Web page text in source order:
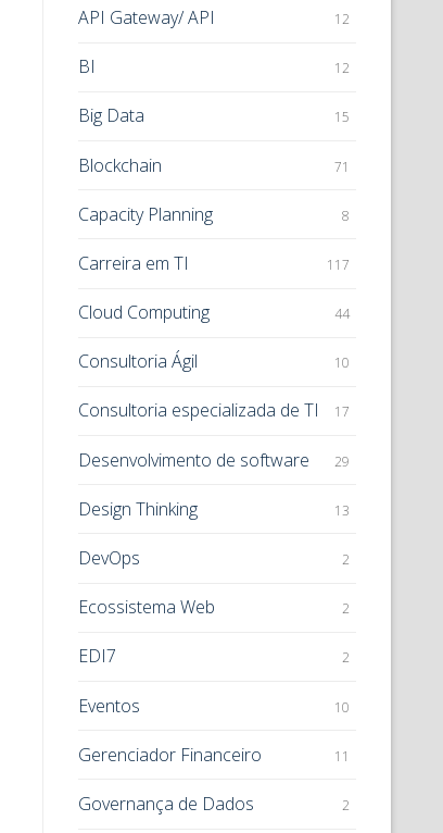
API Gateway/ API 12
BI 12
Big Data 15
Blockchain 71
Capacity Planning 8
Carreira em TI 117
Cloud Computing 44
Consultoria Ágil 10
Consultoria especializada de TI 17
Desenvolvimento de software 29
Design Thinking 13
DevOps 2
Ecossistema Web 2
EDI7 2
Eventos 10
Gerenciador Financeiro 11
Governança de Dados 2